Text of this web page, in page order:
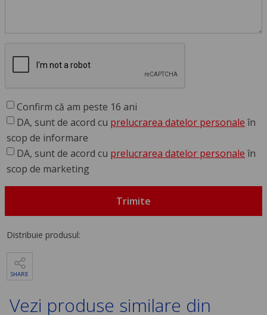
Confirm că am peste 16 ani
DA, sunt de acord cu prelucrarea datelor personale în
scop de informare
DA, sunt de acord cu prelucrarea datelor personale în
scop de marketing
Trimite
Distribuie produsul:
SHARE
Vezi produse similare din